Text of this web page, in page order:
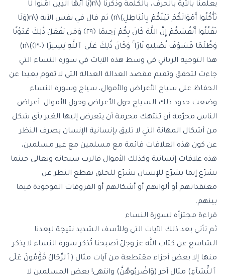
يعلمنا بالآية بالحرف، بالكلمة وذكرنا (\n(يَا أَيُّهَا الَّذِينَ آَمَنُوا لَا
تَأْكُلُوا أَمْوَالَكُمْ بَيْنَكُمْ بِالْبَاطِلِ)\n) ثم قال في نفس الآية (\n(وَلَا
تَقْتُلُوا أَنْفُسَكُمْ إِنَّ اللَّهَ كَانَ بِكُمْ رَحِيمًا ﴿٢٩﴾ وَمَن يَفْعَلْ ذَٰلِكَ عُدْوَٰنًا
وَظُلْمًا فَسَوْفَ نُصْلِيهِ نَارًا ۚ وَكَانَ ذَٰلِكَ عَلَى ٱللَّهِ يَسِيرًا ﴿٣٠﴾)\n)
هذا التوجيه الرباني في وسط هذه الآيات في سورة النساء التي
جاءت لتحقق وتقيم مقصد العدالة العدالة التي لا تقوم بعيدا عن
الحفاظ على سياج الأعراض والأموال، سياج وسورة النساء
وضعت حدود ذلك السياج حول الأعراض وحول الأموال. أعراض
الناس محرّمة أن تنتهك محرمة أن يتعرض إليها الغير بأي شكل
من أشكال المهانة التي لا تليق بإنسانية الإنسان بصرف النظر
عن كون هذه العلاقات قائمة مع مسلمين مع غير مسلمين،
هذه علاقات إنسانية وكذلك الأموال فالرب سبحانه وتعالى حينما
يشرّع إنما يشرّع للإنسان يشرّع للخلق بقطع النظر عن
معتقداتهم أو ألوانهم أو أشكالهم أو الفروقات الموجودة فيما
بينهم.
قراءة مجتزأة لسورة النساء
ثم تأتي بعد ذلك الآيات التي وللأسف الشديد نتيجة لبعدنا
الشاسع عن كتاب الله عز وجلّ أصبحنا تُذكر سورة النساء لا يذكر
منها إلا بعض أجزاء مقتطعة من آيات مثال (ٱلرِّجَالُ قَوَّٰمُونَ عَلَى
ٱلنِّسَآءِ) مثال آخر (وَاضْرِبُوهُنَّ) وانتهى! بعض المسلمين لا